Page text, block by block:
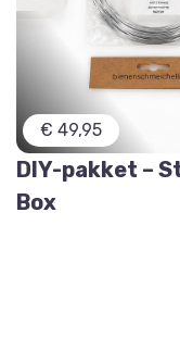
€ 49,95
DIY-pakket –
Box